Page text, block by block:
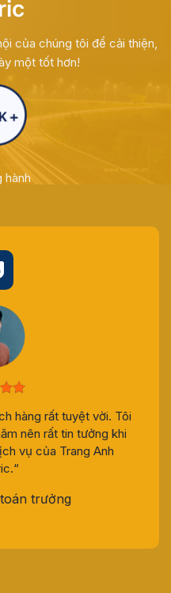
của chúng tôi để cải thiện,
một tốt hơn!
hành
hàng rất tuyệt vời. Tôi
nên rất tin tưởng khi
vụ của Trang Anh
trưởng